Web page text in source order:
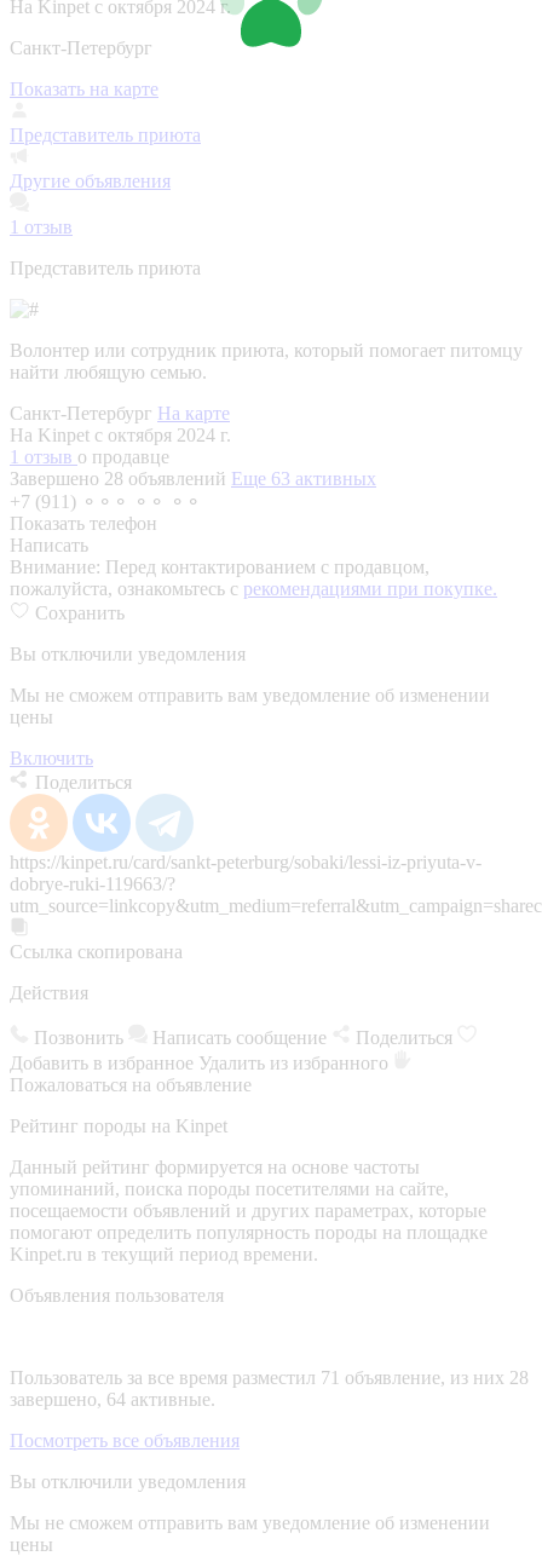
На Kinpet c октября 2024 г.
Санкт-Петербург
Показать на карте
Представитель приюта
Другие объявления
1 отзыв
Представитель приюта
Волонтер или сотрудник приюта, который помогает питомцу
найти любящую семью.
Санкт-Петербург На карте
На Kinpet c октября 2024 г.
1 отзыв о продавце
Завершено 28 объявлений Еще 63 активных
+7 (911) ⚬⚬⚬ ⚬⚬ ⚬⚬
Показать телефон
Написать
Внимание: Перед контактированием с продавцом,
пожалуйста, ознакомьтесь с рекомендациями при покупке.
Сохранить
Вы отключили уведомления
Мы не сможем отправить вам уведомление об изменении
цены
Включить
Поделиться
https://kinpet.ru/card/sankt-peterburg/sobaki/lessi-iz-priyuta-v-
dobrye-ruki-119663/?
Ссылка скопирована
Действия
Позвонить Написать сообщение
Поделиться
Добавить в избранное Удалить из избранного
Пожаловаться на объявление
Рейтинг породы на Kinpet
Данный рейтинг формируется на основе частоты
упоминаний, поиска породы посетителями на сайте,
посещаемости объявлений и других параметрах, которые
помогают определить популярность породы на площадке
Kinpet.ru в текущий период времени.
Объявления пользователя
Пользователь за все время разместил 71 объявление, из них 28
завершено, 64 активные.
Посмотреть все объявления
Вы отключили уведомления
Мы не сможем отправить вам уведомление об изменении
цены